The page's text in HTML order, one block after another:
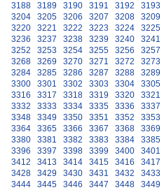
3188
3189 3190 3191 3192 3193
3204
3205 3206 3207 3208 3209
3220
3221 3222 3223 3224 3225
3236
3237 3238 3239 3240 3241
3252
3253 3254 3255 3256 3257
3268
3269 3270 3271 3272 3273
3284
3285 3286 3287 3288 3289
3300
3301 3302 3303 3304 3305
3316
3317 3318 3319 3320 3321
3332
3333 3334 3335 3336 3337
3348
3349 3350 3351 3352 3353
3364
3365 3366 3367 3368 3369
3380
3381 3382 3383 3384 3385
3396
3397 3398 3399 3400 3401
3412
3413 3414 3415 3416 3417
3428
3429 3430 3431 3432 3433
3444
3445 3446 3447 3448 3449